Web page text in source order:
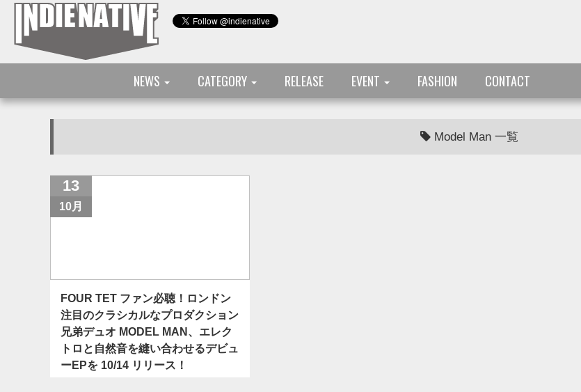
NEWS CATEGORY RELEASE EVENT FASHION CONTACT
Model Man 一覧
13
10月
FOUR TET ファン必聴！ロンドン
注目のクラシカルなプロダクション
兄弟デュオ MODEL MAN、エレク
トロと自然音を縫い合わせるデビュ
ーEPを 10/14 リリース！